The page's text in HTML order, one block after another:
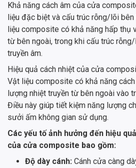
Khả năng cách âm của cửa
liệu đặc biệt và cấu trúc rỗng/lõi bên
liệu composite có khả năng hấp thụ
từ bên ngoài, trong khi cấu trúc
truyền âm.
Hiệu quả cách nhiệt của cửa
Vật liệu composite có khả năng
lượng nhiệt truyền từ bên ngoài vào
Điều này giúp tiết kiệm năng lượng
sưởi ấm không gian sử dụng.
Các yếu tố ảnh hưởng đến hiệu
của cửa composite bao gồm:
Độ dày cánh: Cánh cửa càng